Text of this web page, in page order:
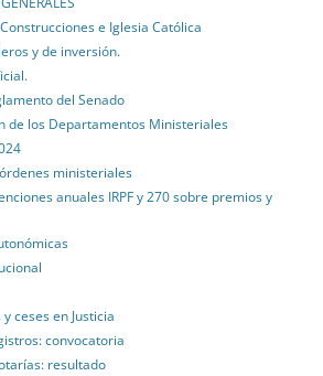
e Iglesia Católica
y de inversión.
del Senado
de los Departamentos Ministeriales
ministeriales
anuales IRPF y 270 sobre premios y
ceses en Justicia
convocatoria
resultado